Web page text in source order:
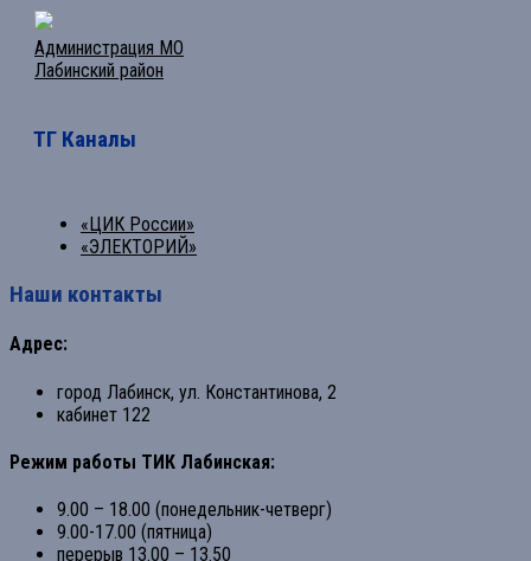
Администрация МО
Лабинский район
ТГ Каналы
«ЦИК России»
«ЭЛЕКТОРИЙ»
Наши контакты
Адрес:
город Лабинск, ул. Константинова, 2
кабинет 122
Режим работы ТИК Лабинская:
9.00 – 18.00 (понедельник-четверг)
9.00-17.00 (пятница)
перерыв 13.00 – 13.50